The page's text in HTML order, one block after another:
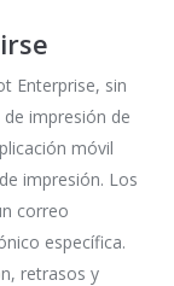
Enterprise, sin
impresión de
móvil
impresión. Los
correo
específica.
retrasos y